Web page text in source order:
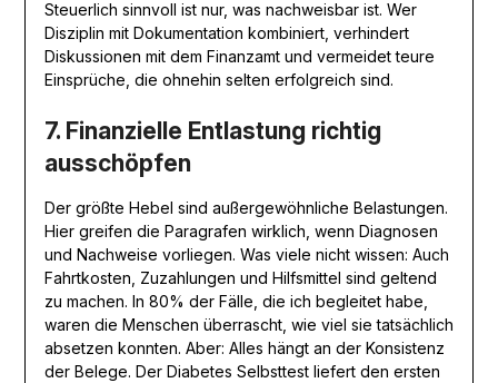
Steuerlich sinnvoll ist nur, was nachweisbar ist. Wer
Disziplin mit Dokumentation kombiniert, verhindert
Diskussionen mit dem Finanzamt und vermeidet teure
Einsprüche, die ohnehin selten erfolgreich sind.
7. Finanzielle Entlastung richtig
ausschöpfen
Der größte Hebel sind außergewöhnliche Belastungen.
Hier greifen die Paragrafen wirklich, wenn Diagnosen
und Nachweise vorliegen. Was viele nicht wissen: Auch
Fahrtkosten, Zuzahlungen und Hilfsmittel sind geltend
zu machen. In 80% der Fälle, die ich begleitet habe,
waren die Menschen überrascht, wie viel sie tatsächlich
absetzen konnten. Aber: Alles hängt an der Konsistenz
der Belege. Der Diabetes Selbsttest liefert den ersten